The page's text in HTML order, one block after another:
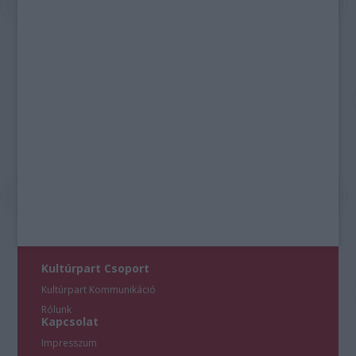
Kultúrpart Csoport
Kultúrpart Kommunikáció
Rólunk
Kapcsolat
Impresszum